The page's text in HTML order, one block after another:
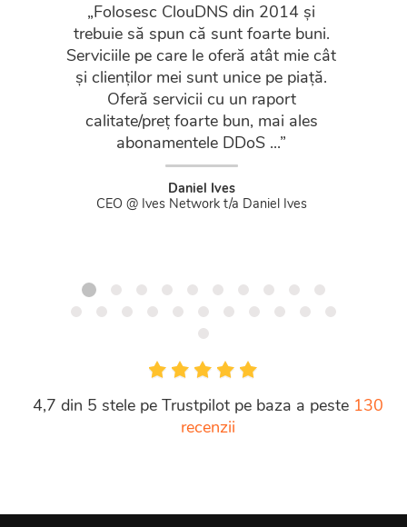
„Folosesc ClouDNS din 2014 și
trebuie să spun că sunt foarte buni.
Serviciile pe care le oferă atât mie cât
și clienților mei sunt unice pe piață.
Oferă servicii cu un raport
calitate/preț foarte bun, mai ales
abonamentele DDoS ...”
Daniel Ives
CEO @ Ives Network t/a Daniel Ives
4,7 din 5 stele pe Trustpilot pe baza a peste 130
recenzii